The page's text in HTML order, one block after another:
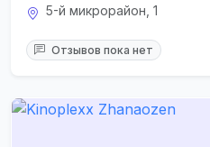
5-й микрорайон, 1
Отзывов пока нет